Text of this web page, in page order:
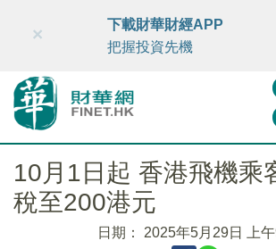
財華智庫網 FINTV FINMETA
×
下載財華財經APP
把握投資先機
10月1日起 香港飛機乘
稅至200港元
日期： 2025年5月29日 上